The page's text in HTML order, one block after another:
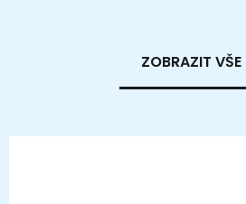
ZOBRAZIT VŠE